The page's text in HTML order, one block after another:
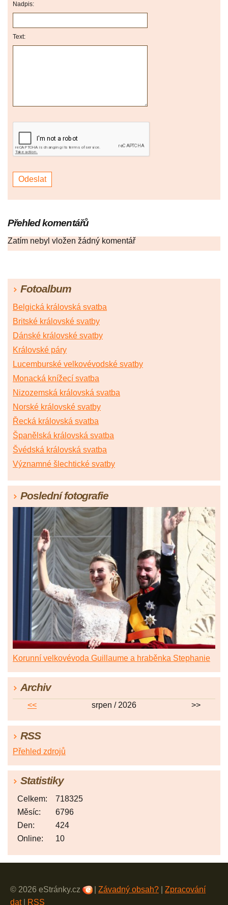
Nadpis:
Text:
Přehled komentářů
Zatím nebyl vložen žádný komentář
Fotoalbum
Belgická královská svatba
Britské královské svatby
Dánské královské svatby
Královské páry
Lucemburské velkovévodské svatby
Monacká knížecí svatba
Nizozemská královská svatba
Norské královské svatby
Řecká královská svatba
Španělská královská svatba
Švédská královská svatba
Významné šlechtické svatby
Poslední fotografie
Korunní velkovévoda Guillaume a hraběnka Stephanie
Archiv
<< srpen / 2026 >>
RSS
Přehled zdrojů
Statistiky
Online: 10
Celkem:
718325
Měsíc:
6796
Den:
424
© 2026 eStránky.cz Závadný obsah?
Zpracování
dat| RSS